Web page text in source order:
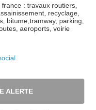
: travaux routiers,
recyclage,
bitume,tramway, parking,
aeroports, voirie
ALERTE